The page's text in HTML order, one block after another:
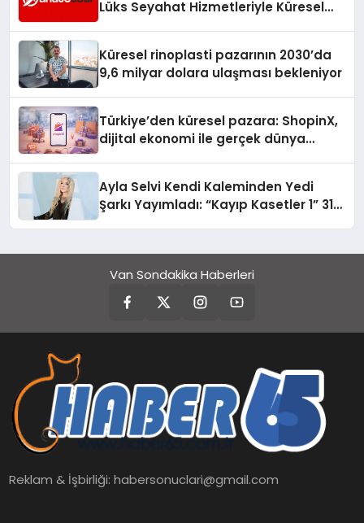
Lüks Seyahat Hizmetleriyle Küresel
Küresel rinoplasti pazarının 2030’da
9,6 milyar dolara ulaşması bekleniyor
Türkiye’den küresel pazara: ShopinX,
dijital ekonomi ile gerçek dünya
Ayla Selvi Kendi Kaleminden Yedi
Şarkı Yayımladı: “Kayıp Kasetler 1” 31
Van Sondakika Haberleri
Reklam & İşbirliği:habersonuclari@gmail.com